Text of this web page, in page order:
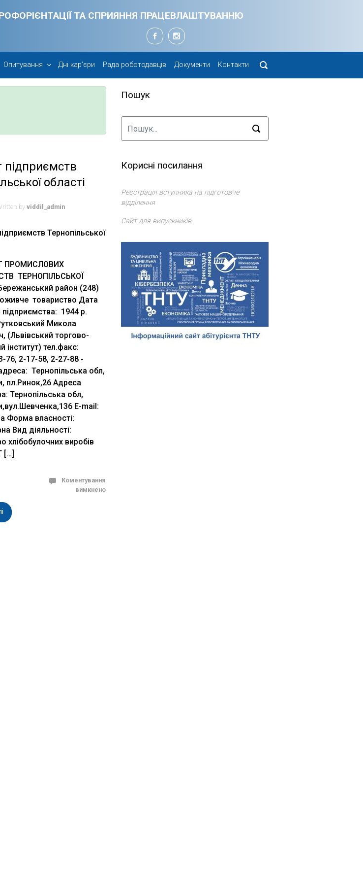
ТА СПРИЯННЯ ПРАЦЕВЛАШТУВАННЮ
Опитування Дні кар’єри Рада роботодавців Документи Контакти
підприємств
області
byviddil_admin
ПРОМИСЛОВИХ
ТЕРНОПІЛЬСЬКОЇ
район (248)
товариство Дата
підприємства: 1944 р.
Микола
(Львівський торгово-
інститут) тел.факс:
76, 2-17-58, 2-27-88
Тернопільська обл,
пл.Ринок,26 Адреса
Тернопільська обл,
E-mail:
Форма власності:
Вид діяльності:
хлібобулочних виробів
[…]
Коментування
вимкнено
Пошук
Корисні посилання
Реєстрація вступника на підготовче
відділення
Сайт для випускників